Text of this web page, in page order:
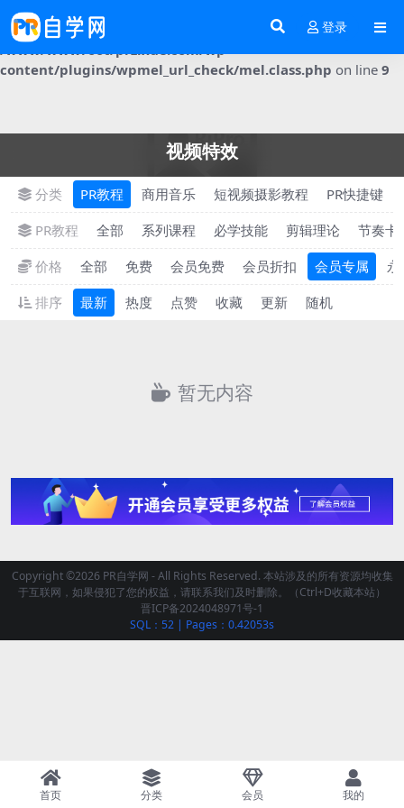
Notice : Trying to get property 'post_content' of non-object in
/www/wwwroot/przixue.com/wp-
content/plugins/wpmel_url_check/mel.class.php on line 9
登录
视频特效
分类 PR教程 商用音乐 短视频摄影教程 PR快捷键
PR教程
全部 系列课程 必学技能 剪辑理论
节奏卡
价格
全部 免费 会员免费 会员折扣 会员专属
排序
最新 热度 点赞 收藏 更新 随机
暂无内容
Copyright ©2026 PR自学网 - All Rights Reserved. 本站涉及的所有资源均收集
于互联网，如果侵犯了您的权益，请联系我们及时删除。（Ctrl+D收藏本站）
晋ICP备2024048971号-1
SQL：52 | Pages：0.42053s
首页 分类 会员 我的